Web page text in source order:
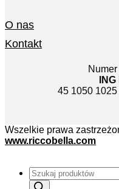
O nas
Kontakt
Numer
45 1050
Wszelkie prawa
www.riccobella.com
Wyszukiwarka
produktów